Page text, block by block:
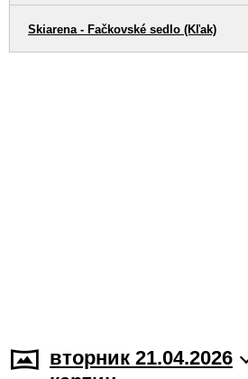
Skiarena - Fačkovské sedlo (Kľak)
вторник 21.04.2026